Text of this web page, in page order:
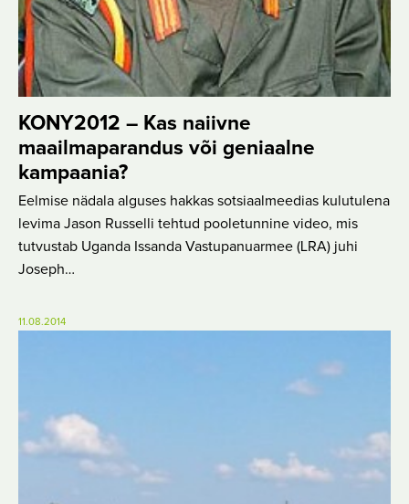
KONY2012 – Kas naiivne
maailmaparandus või geniaalne
kampaania?
Eelmise nädala alguses hakkas sotsiaalmeedias kulutulena
levima Jason Russelli tehtud pooletunnine video, mis
tutvustab Uganda Issanda Vastupanuarmee (LRA) juhi
Joseph…
11.08.2014